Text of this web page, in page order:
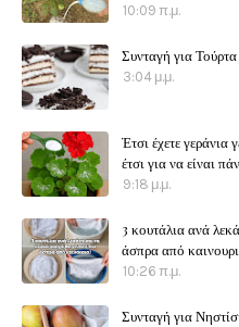
10:09 π.μ.
Συνταγή για
3:04 μ.μ.
Έτσι έχετε γεράνια
έτσι για να είναι
9:18 μ.μ.
3 κουτάλια ανά
άσπρα από
10:26 π.μ.
Συνταγή για